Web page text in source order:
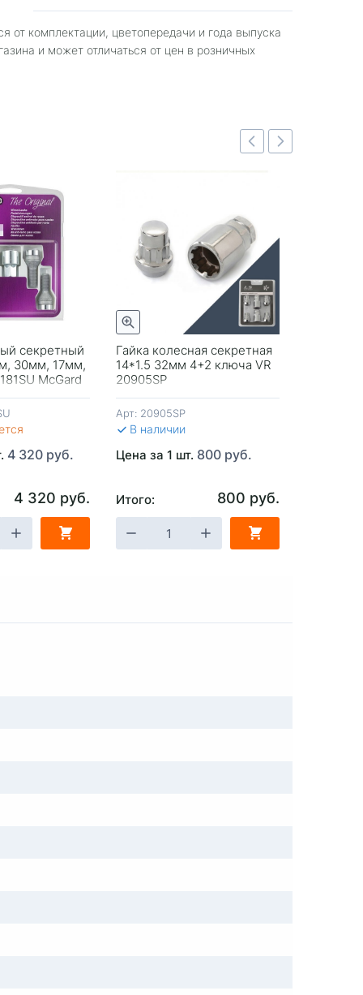
от комплектации, цветопередачи и года выпуска
и может отличаться от цен в розничных
секретный
30мм, 17мм,
McGard
4 320 руб.
4 320 руб.
Гайка колесная секретная
14*1.5 32мм 4+2 ключа VR
20905SP
Арт: 20905SP
В наличии
Цена за 1 шт. 800 руб.
Итого: 800 руб.
Быстрый просмотр
- + В КОРЗИНУ
Быстрый просмотр
-